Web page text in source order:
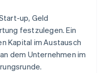
up, Geld
festzulegen. Ein
Kapital im Austausch
dem Unternehmen im